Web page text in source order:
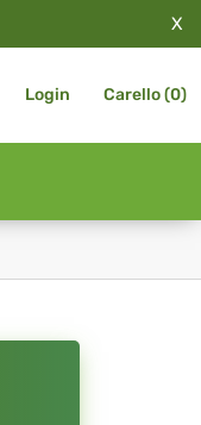
X
Login Carello (0)